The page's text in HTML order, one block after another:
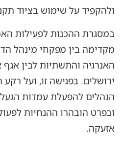
ולהקפיד על שימוש בציוד
במסגרת ההכנות לפעילות
מקדימה בין מפקחי מינהל
האנרגיה והתשתיות לבין אגף
ירושלים. בפגישה זו, ועל
הנהלים להפעלת עמדות
ובפרט הובהרו ההנחיות
אזעקה.